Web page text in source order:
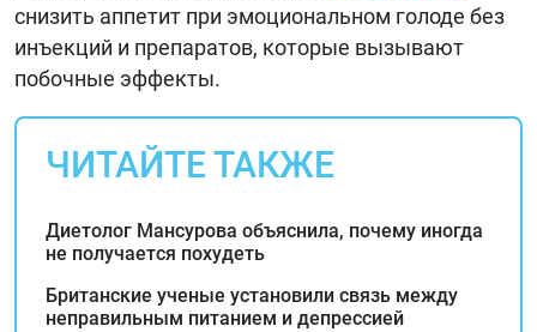
снизить аппетит при эмоциональном голоде без
инъекций и препаратов, которые вызывают
побочные эффекты.
ЧИТАЙТЕ ТАКЖЕ
Диетолог Мансурова объяснила, почему иногда
не получается похудеть
Британские ученые установили связь между
неправильным питанием и депрессией